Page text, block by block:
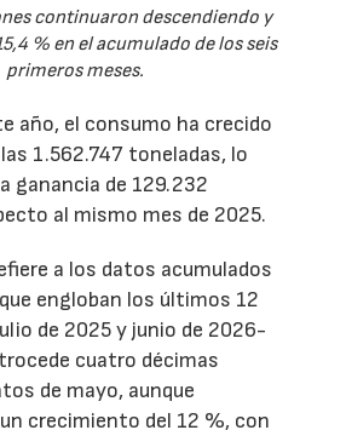
continuaron descendiendo y
% en el acumulado de los seis
primeros meses.
año, el consumo ha crecido
1.562.747 toneladas, lo
ganancia de 129.232
al mismo mes de 2025.
a los datos acumulados
engloban los últimos 12
de 2025 y junio de 2026-
cuatro décimas
de mayo, aunque
crecimiento del 12 %, con